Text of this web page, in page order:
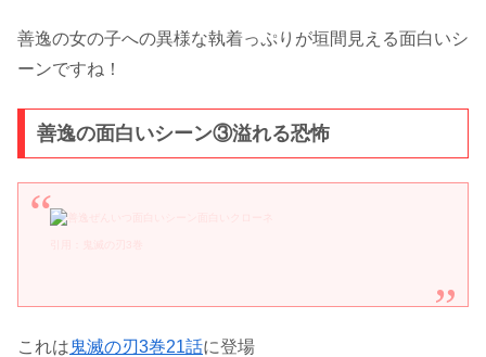
善逸の女の子への異様な執着っぷりが垣間見える面白いシ
ーンですね！
善逸の面白いシーン③溢れる恐怖
これは鬼滅の刃3巻21話に登場